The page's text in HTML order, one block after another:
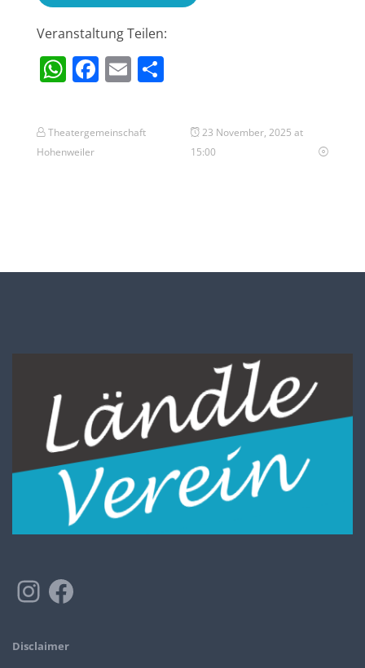
Veranstaltung Teilen:
WhatsApp
Facebook
Email
Theatergemeinschaft
Hohenweiler
23 November, 2025 at
15:00
Disclaimer